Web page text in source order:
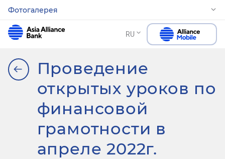
Фотогалерея
RU
Проведение
открытых уроков по
финансовой
грамотности в
апреле 2022г.